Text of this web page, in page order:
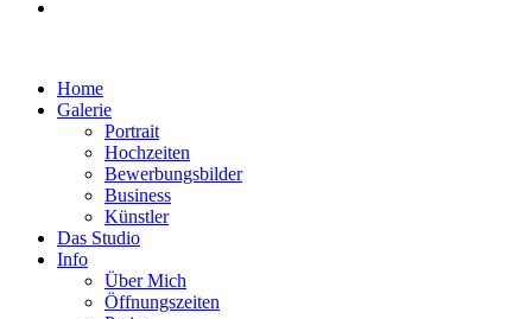
Home
Galerie
Portrait
Hochzeiten
Bewerbungsbilder
Business
Künstler
Das Studio
Info
Über Mich
Öffnungszeiten